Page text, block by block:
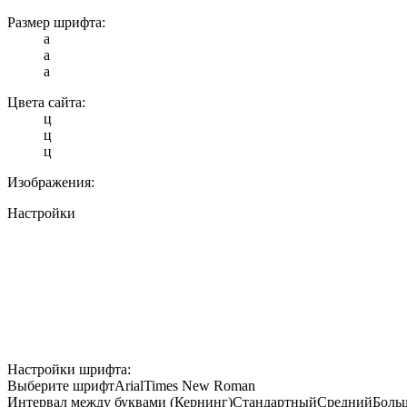
Размер шрифта:
a
a
a
Цвета сайта:
ц
ц
ц
Изображения:
Настройки
Настройки шрифта:
Выберите шрифтArialTimes New Roman
Интервал между буквами (Кернинг)СтандартныйСредний